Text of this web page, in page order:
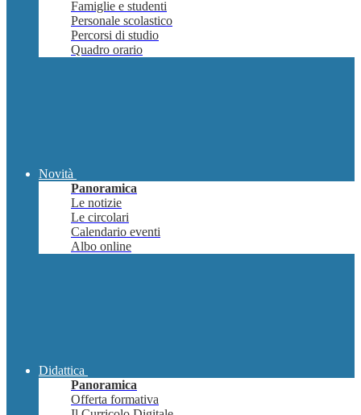
Famiglie e studenti
Personale scolastico
Percorsi di studio
Quadro orario
Novità
Panoramica
Le notizie
Le circolari
Calendario eventi
Albo online
Didattica
Panoramica
Offerta formativa